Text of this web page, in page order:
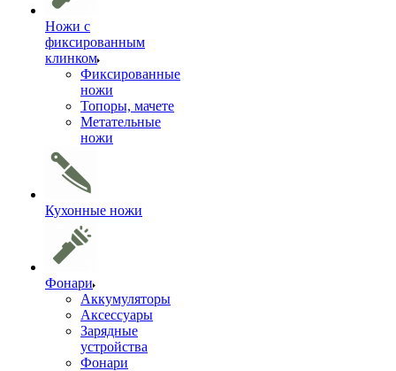
Ножи с
фиксированным
клинком
Фиксированные
ножи
Топоры, мачете
Метательные
ножи
Кухонные ножи
Фонари
Аккумуляторы
Аксессуары
Зарядные
устройства
Фонари